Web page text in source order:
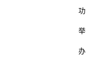
功
举
办